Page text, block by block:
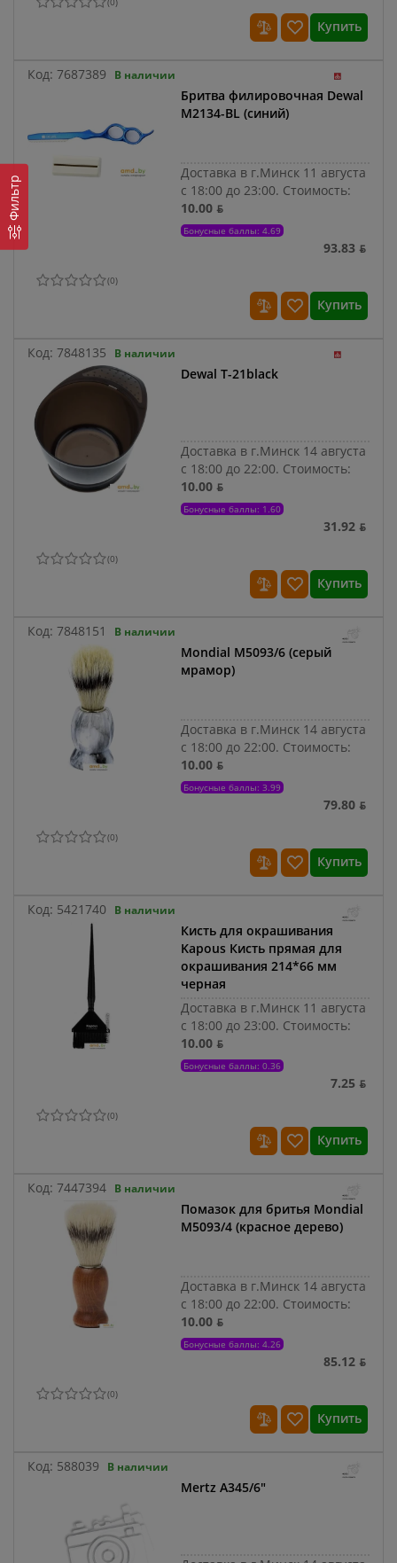
Фильтр
Купить
Код: 7687389 В наличии
Бритва филировочная Dewal
M2134-BL (синий)
Доставка в г.Минск 11 августа
с 18:00 до 23:00. Стоимость:
10.00 ƃ
Бонусные баллы: 4.69
93.83 ƃ
(0)
Купить
Код: 7848135 В наличии
Dewal T-21black
Доставка в г.Минск 14 августа
с 18:00 до 22:00. Стоимость:
10.00 ƃ
Бонусные баллы: 1.60
31.92 ƃ
(0)
Купить
Код: 7848151 В наличии
Mondial M5093/6 (серый
мрамор)
Доставка в г.Минск 14 августа
с 18:00 до 22:00. Стоимость:
10.00 ƃ
Бонусные баллы: 3.99
79.80 ƃ
(0)
Купить
Код: 5421740 В наличии
Кисть для окрашивания
Kapous Кисть прямая для
окрашивания 214*66 мм
черная
Доставка в г.Минск 11 августа
с 18:00 до 23:00. Стоимость:
10.00 ƃ
Бонусные баллы: 0.36
7.25 ƃ
(0)
Купить
Код: 7447394 В наличии
Помазок для бритья Mondial
M5093/4 (красное дерево)
Доставка в г.Минск 14 августа
с 18:00 до 22:00. Стоимость:
10.00 ƃ
Бонусные баллы: 4.26
85.12 ƃ
(0)
Купить
Код: 588039 В наличии
Mertz A345/6"